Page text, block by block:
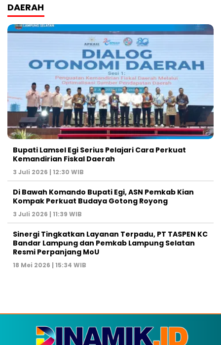
DAERAH
Bupati Lamsel Egi Serius Pelajari Cara Perkuat
Kemandirian Fiskal Daerah
3 Juli 2026 | 12:30 WIB
Di Bawah Komando Bupati Egi, ASN Pemkab Kian
Kompak Perkuat Budaya Gotong Royong
3 Juli 2026 | 11:39 WIB
Sinergi Tingkatkan Layanan Terpadu, PT TASPEN KC
Bandar Lampung dan Pemkab Lampung Selatan
Resmi Perpanjang MoU
18 Mei 2026 | 15:34 WIB